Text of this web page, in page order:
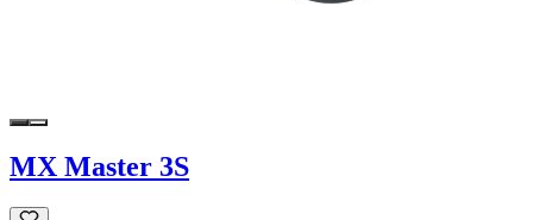
MX Master 3S